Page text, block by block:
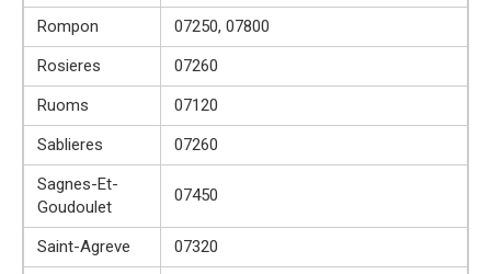
Rompon
07250, 07800
Rosieres
07260
Ruoms
07120
Sablieres
07260
Sagnes-Et-
Goudoulet
07450
Saint-Agreve
07320